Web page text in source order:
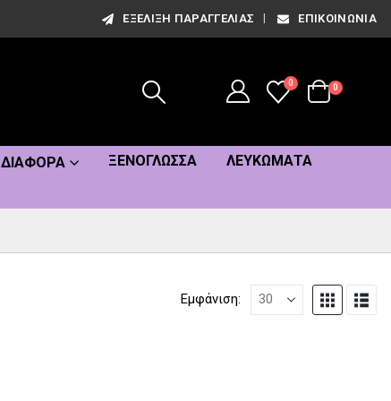
ΕΞΈΛΙΞΗ ΠΑΡΑΓΓΕΛΊΑΣ ΕΠΙΚΟΙΝΩΝΊΑ
0
0
ΔΙΆΦΟΡΑ ΞΕΝΌΓΛΩΣΣΑ
ΛΕΥΚΏΜΑΤΑ
Εμφάνιση: